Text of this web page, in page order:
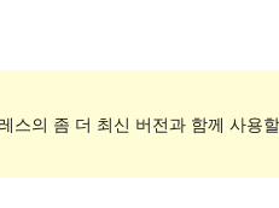
의 좀 더 최신 버전과 함께 사용